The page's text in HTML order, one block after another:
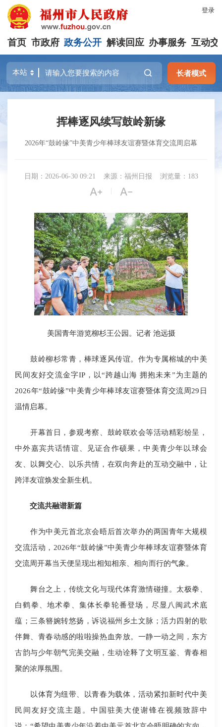
登录
首页 市政府 政务公开 解读回应 办事服务 互动交
长者模式
挥棒逐风续写鼓岭新缘
2026年“鼓岭缘”中美青少年棒球友谊赛暨体育交流周启幕
日期：2026-06-30 09:21 来源：福州日报 浏览量：183
 | 
美国青年游览柳杉王公园。记者 池远摄
鼓岭柳杉常青，棒球逐风传谊。作为专属榕城的中美
民间友好交流金字IP，以“跨越山海 拥抱未来”为主题的
2026年“鼓岭缘”中美青少年棒球友谊赛暨体育交流周29日
温情启幕。
开幕首日，参观考察、鼓岭联欢会等活动精彩纷呈，
中外嘉宾共话情谊、见证合作硕果，中美青少年以球会
友、以舞交心、以乐共情，在双向奔赴的互动交融中，让
跨洋友谊焕发全新生机。
交流共融谱新篇
作为中美元首北京会晤后首次举办的两国青年大规模
交流活动，2026年“鼓岭缘”中美青少年棒球友谊赛暨体育
交流周开幕当天便呈现出相知相亲、相向而行的气象。
舞台之上，传统文化与现代体育激情碰撞。太极拳、
白鹤拳、地术拳、集体长拳轮番登场，尽显八闽武术底
蕴；三条簪婉转悠扬，诉说福州乡土文脉；活力四射的歌
伴舞、青春动感的啦啦操热血奔放。一静一动之间，东方
古韵与少年朝气完美交融，生动诠释了文明互鉴、青春相
聚的浓厚氛围。
以体育为纽带、以青春为载体，活动紧扣新时代中美
民间友好交流主题。中国驻美大使谢锋在视频致辞中